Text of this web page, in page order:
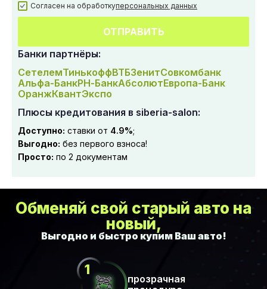
Согласен на обработкуперсональных данных
ОТПРАВИТЬ
Банки партнёры:
СетелемТинькоффВТБЗенитСовкомбанк
Альфа-БанкРН-БанкАбсолютЕвропа-Банк
ОранжКвантЭкспо
Плюсы кредитования в siberia-salon:
Доступно: ставки от 4.9%;
Выгодно: без первого взноса!
Просто: по 2 документам
Обменяй свой старый авто на
новый,
прозрачная